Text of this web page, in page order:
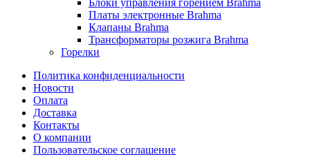
Блоки управления горением Brahma
Платы электронные Brahma
Клапаны Brahma
Трансформаторы розжига Brahma
Горелки
Политика конфиденциальности
Новости
Оплата
Доставка
Контакты
О компании
Пользовательское соглашение